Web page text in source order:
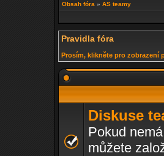
Obsah fóra » AS teamy
Pravidla fóra
Prosím, klikněte pro zobrazení
Diskuse
Pokud
můžete